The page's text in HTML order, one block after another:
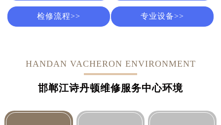
检修流程>> 专业设备>>
HANDAN VACHERON ENVIRONMENT
邯郸江诗丹顿维修服务中心环境